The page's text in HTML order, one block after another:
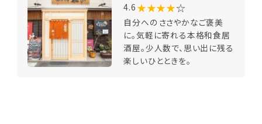
4.6 ★★★★☆
自分へのささやかなご褒美
に。気軽に寄れる本格和食居
酒屋。少人数で、思い出に残る
楽しいひとときを。